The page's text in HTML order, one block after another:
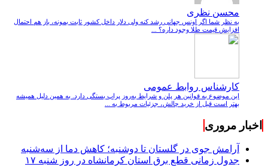
محسن نظری
به نظر شما اگر اونس جهانی رشد کنه ولی دلار داخل کشور ثابت بمونه، باز هم احتمال
افزایش قیمت طلا وجود داره؟ ...
کارشناس روابط عمومی
این موضوع به قوانین هر پلن و شرایط به‌روز پراپ بستگی دارد. به همین دلیل همیشه
بهتر است قبل از خرید چالش، جزئیات مربوط به ...
اخبار مروری
آرامش جوی در گلستان تا دوشنبه؛ کاهش دما از سه‌شنبه
جدول زمانی قطع برق استان کرمانشاه در روز شنبه ۱۷